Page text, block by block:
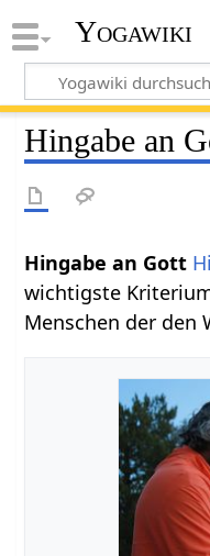
Yogawiki
Hingabe an
Hingabe an Gott
wichtigste
Menschen der den